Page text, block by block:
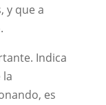
y que a
Indica
la
es